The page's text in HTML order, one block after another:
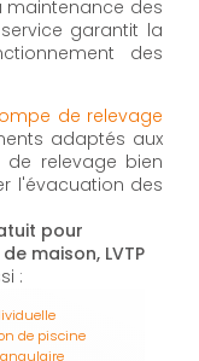
maintenance des
garantit la
des
de relevage
adaptés aux
de relevage bien
l'évacuation des
pour
maison, LVTP
:
de piscine